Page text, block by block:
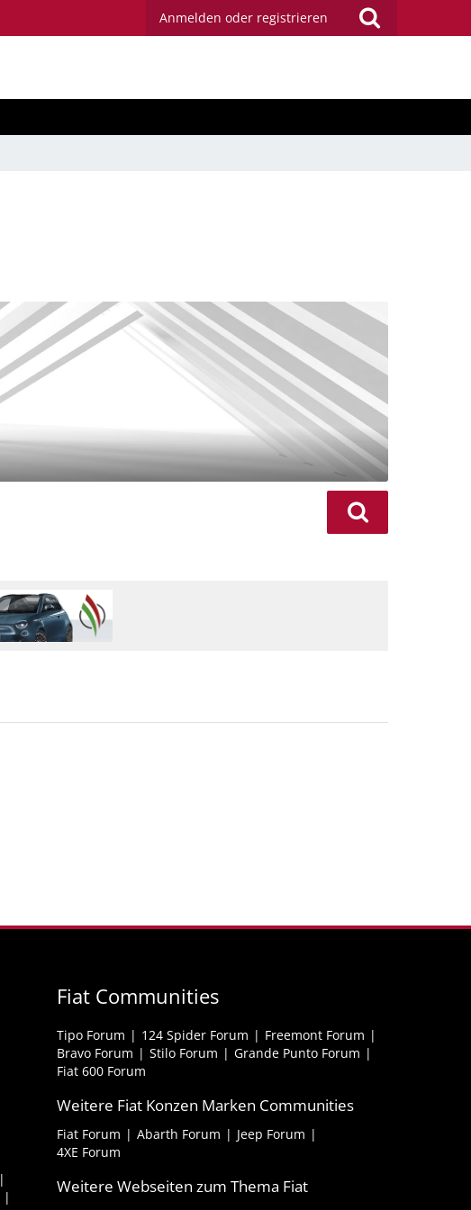
Anmelden oder registrieren
Fiat Communities
Tipo Forum 124 Spider Forum
Freemont Forum
Bravo Forum
Stilo Forum
Grande Punto Forum
Fiat 600 Forum
Weitere Fiat Konzen Marken Communities
Fiat Forum Abarth Forum
Jeep Forum
4XE Forum
Weitere Webseiten zum Thema Fiat